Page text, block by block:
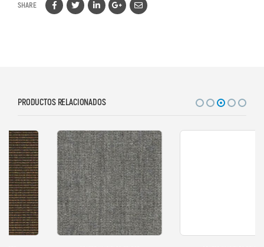
SHARE
PRODUCTOS RELACIONADOS